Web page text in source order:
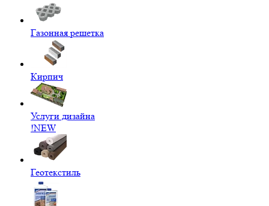
Газонная решетка
Кирпич
Услуги дизайна
!NEW
Геотекстиль